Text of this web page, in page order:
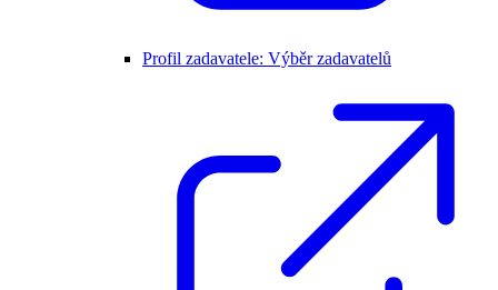
Profil zadavatele: Výběr zadavatelů